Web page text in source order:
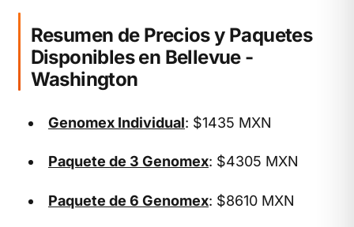
Resumen de Precios y Paquetes
Disponibles en Bellevue -
Washington
Genomex Individual: $1435 MXN
Paquete de 3 Genomex: $4305 MXN
Paquete de 6 Genomex: $8610 MXN